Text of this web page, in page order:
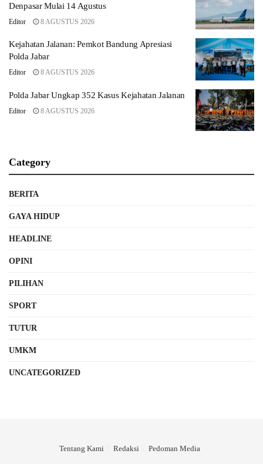
Denpasar Mulai 14 Agustus
Editor 8 AGUSTUS 2026
Kejahatan Jalanan: Pemkot Bandung Apresiasi
Polda Jabar
Editor 8 AGUSTUS 2026
Polda Jabar Ungkap 352 Kasus Kejahatan Jalanan
Editor 8 AGUSTUS 2026
Category
BERITA
GAYA HIDUP
HEADLINE
OPINI
PILIHAN
SPORT
TUTUR
UMKM
UNCATEGORIZED
Tentang Kami Redaksi Pedoman Media